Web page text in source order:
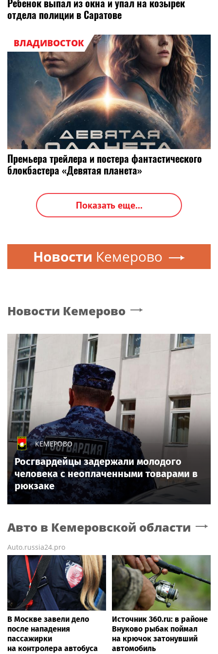
Ребенок выпал из окна и упал на козырек
отдела полиции в Саратове
ВЛАДИВОСТОК
Премьера трейлера и постера фантастического
блокбастера «Девятая планета»
Показать еще...
Новости Кемерово
Новости Кемерово
КЕМЕРОВО
Росгвардейцы задержали молодого
человека с неоплаченными товарами в
рюкзаке
Авто в Кемеровской области
Auto.russia24.pro
В Москве завели дело
после нападения
пассажирки
на контролера автобуса
Источник 360.ru: в районе
Внуково рыбак поймал
на крючок затонувший
автомобиль